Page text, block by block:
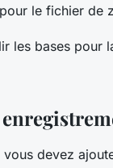
le fichier de
les bases pour
devez